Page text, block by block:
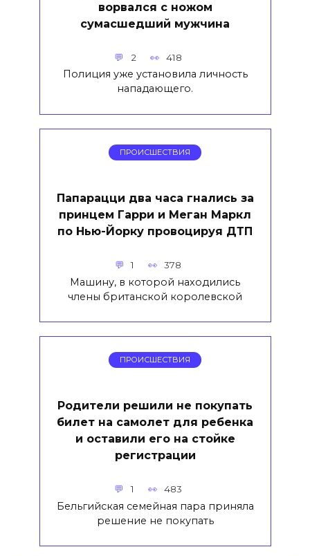
ворвался с ножом
сумасшедший мужчина
2 418
Полиция уже установила личность
нападающего.
ПРОИСШЕСТВИЯ
Папарацци два часа гнались за
принцем Гарри и Меган Маркл
по Нью-Йорку провоцируя ДТП
1 378
Машину, в которой находились
члены британской королевской
ПРОИСШЕСТВИЯ
Родители решили не покупать
билет на самолет для ребенка
и оставили его на стойке
регистрации
1 483
Бельгийская семейная пара приняла
решение не покупать